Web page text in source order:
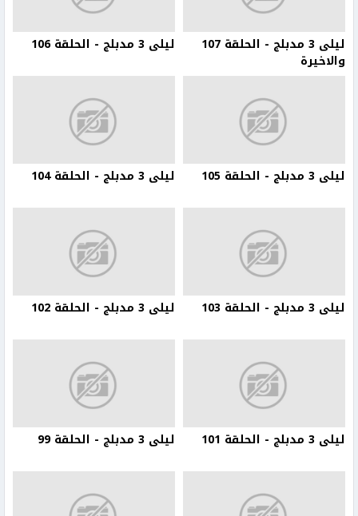
ليلى 3 مدبلج - الحلقة 107
والاخيرة
ليلى 3 مدبلج - الحلقة 106
ليلى 3 مدبلج - الحلقة 105 ليلى 3 مدبلج - الحلقة 104
ليلى 3 مدبلج - الحلقة 103 ليلى 3 مدبلج - الحلقة 102
ليلى 3 مدبلج - الحلقة 101 ليلى 3 مدبلج - الحلقة 99